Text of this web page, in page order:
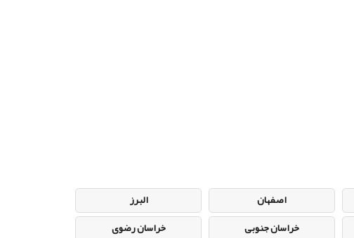
اصفهان
البرز
خراسان جنوبی
خراسان رضوی